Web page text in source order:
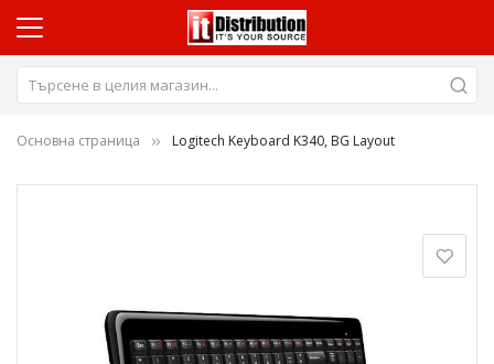
Основна страница Logitech Keyboard K340, BG Layout
изображенията